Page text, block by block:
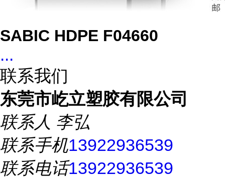
SABIC HDPE F04660
...
联系我们
东莞市屹立塑胶有限公司
联系人 李弘
联系手机13922936539
联系电话13922936539